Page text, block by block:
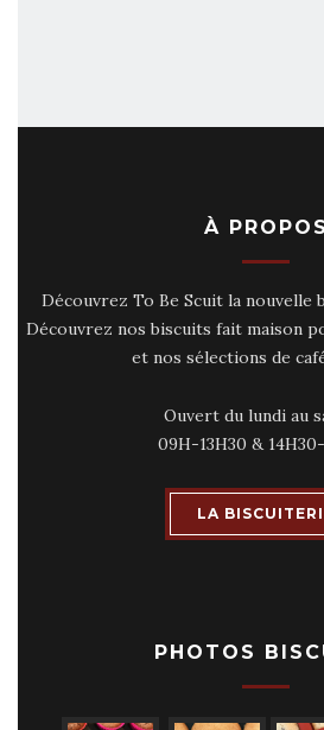
À PROPOS
Découvrez To Be Scuit la nouvelle
Découvrez nos biscuits fait maison
et nos sélections de
Ouvert du lundi au
09H-13H30 &
LA
PHOTOS